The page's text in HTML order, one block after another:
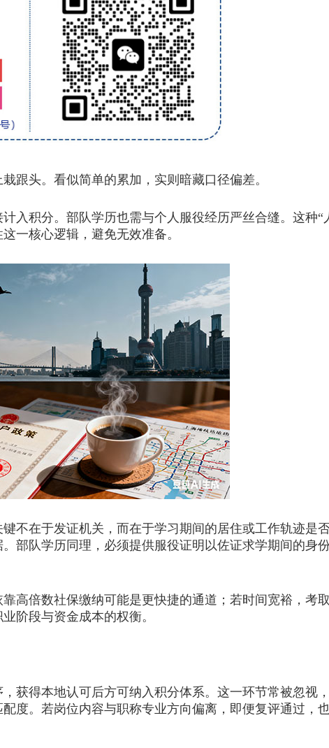
跟头。看似简单的累加，实则暗藏口径偏差。
积分。部队学历也需与个人服役经历严丝合缝。这种“
一核心逻辑，避免无效准备。
在于发证机关，而在于学习期间的居住或工作轨迹是否
部队学历同理，必须提供服役证明以佐证求学期间的身
倍数社保缴纳可能是更快捷的通道；若时间宽裕，考
阶段与资金成本的权衡。
得本地认可后方可纳入积分体系。这一环节常被忽视
度。若岗位内容与职称专业方向偏离，即便复评通过，